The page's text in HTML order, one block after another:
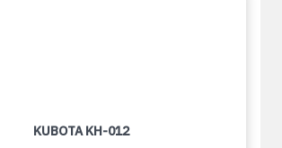
KUBOTA KH-012